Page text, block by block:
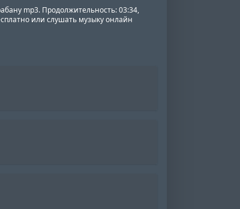
mp3. Продолжительность: 03:34,
или слушать музыку онлайн